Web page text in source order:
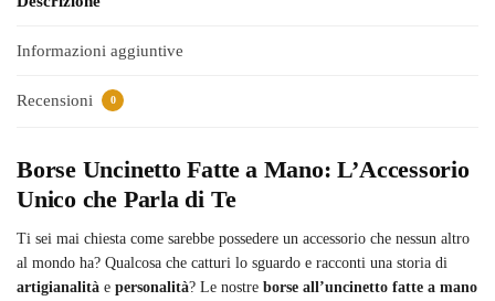
Informazioni aggiuntive
Recensioni 0
Borse Uncinetto Fatte a Mano: L’Accessorio
Unico che Parla di Te
Ti sei mai chiesta come sarebbe possedere un accessorio che nessun altro
al mondo ha? Qualcosa che catturi lo sguardo e racconti una storia di
artigianalità e personalità? Le nostre borse all’uncinetto fatte a mano